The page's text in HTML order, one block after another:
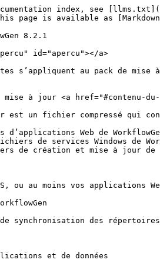
les répertoires suivants :

* `DISQUE:\Inetpub\wwwroot\wfgen`
* `DISQUE:\Program Files\Advantys\WorkflowGen`

Si le chemin de stockage de fichiers n’est pas celui par défaut de `DISQUE:\Inetpub\wwwroot\wfgen\App_Data`, vous devrez sauvegarder le répertoire correspondant.

### Base de données

Faites une sauvegarde standard de la base de données au moyen des outils DBMS.

## Mettre à jour les fichiers des applications Web WorkflowGen <a href="#mettre-a-jour-fichiers-applciations-web-workflowgen" id="mettre-a-jour-fichiers-applciations-web-workflowgen"></a>

### Supprimer les fichiers et dossiers obsolètes des applications Node.js

Vérifiez si ces fichiers et dossiers obsolètes utilisés par les applications basées sur Node.js existent toujours dans votre dossier `\wfgen` et supprimez-les s'ils existent.

1. Supprimez les fichiers et dossiers suivants du dossier `\wfgen\graphql` :
   * `\controllers`
   * `\models`
   * `\node_modules`
   * `\services`
   * `\utils`
   * `config.js`
   * `config.production.js`
   * `server.js` <br>
2. Supprimez les fichiers et dossiers suivants du dossier `\wfgen\hooks` :
   * `\controllers`
   * `\models`
   * `\node_modules`
   * `\services`
   * `\test`
   * `\utils`
   * `config.js`
   * `config.production.js`
   * `server.js`
   * `upload.js` <br>
3. Supprimez les fichiers et dossiers suivants du dossier `\wfgen\auth` :
   * `\controllers`
   * `\models`
   * `\node_modules`
   * `\static`
   * `\utils`
   * `config.js`
   * `config.production.js`
   * `server.js` <br>
4. Supprimez les fichiers et dossiers suivants du dossier `\wfgen\scim` :
   * `\controllers`
   * `\models`
   * `\node_modules`
   * `\services`
   * `\utils`
   * `config.js`
   * `config.production.js`
   * `server.js`

### Supprimer les fichiers d'assembly obsolètes

Supprimez les fichiers d'assembly `.dll` obsolètes suivants des dossiers `\wfgen\bin`, `\wfgen\ws\bin` et `\Program Files\Advantys\WorkflowGen\services\bin` :

* `Advantys.Directories`
* `Advantys.Directories.Web.UI.Administration`
*